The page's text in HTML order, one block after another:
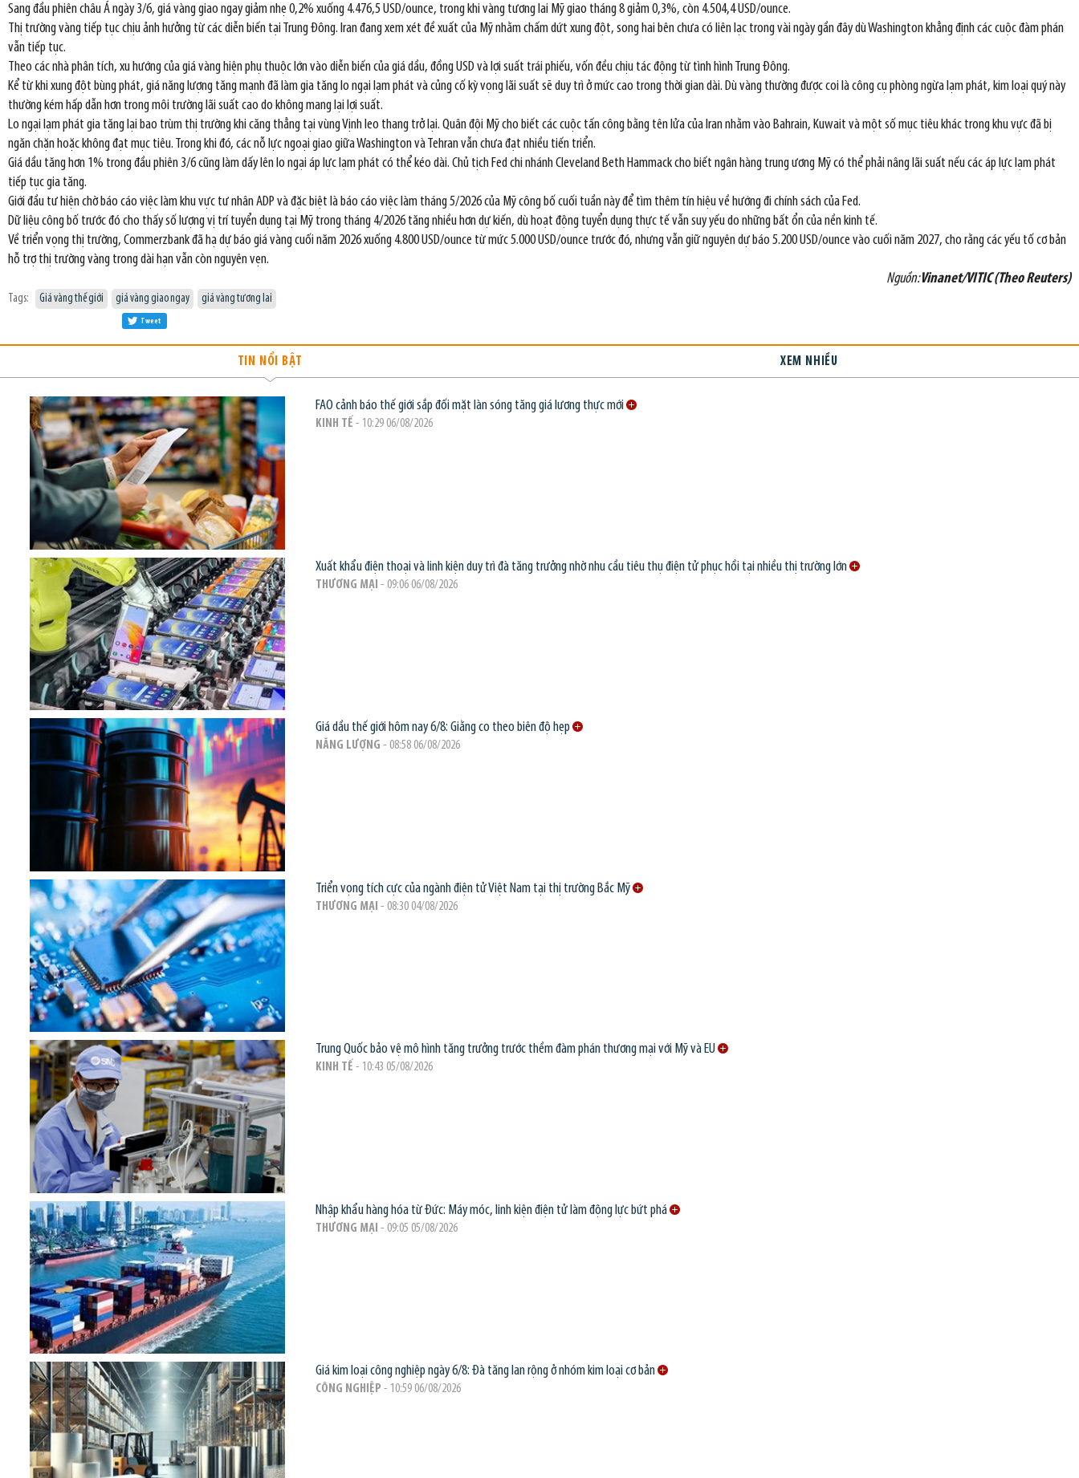
Sang đầu phiên châu Á ngày 3/6, giá vàng giao ngay giảm nhẹ 0,2% xuống 4.476,5 USD/ounce, trong khi vàng tương lai Mỹ giao tháng 8 giảm 0,3%, còn 4.504,4 USD/ounce.
Thị trường vàng tiếp tục chịu ảnh hưởng từ các diễn biến tại Trung Đông. Iran đang xem xét đề xuất của Mỹ nhằm chấm dứt xung đột, song hai bên chưa có liên lạc trong vài ngày gần đây dù Washington khẳng định các cuộc đàm phán
vẫn tiếp tục.
Theo các nhà phân tích, xu hướng của giá vàng hiện phụ thuộc lớn vào diễn biến của giá dầu, đồng USD và lợi suất trái phiếu, vốn đều chịu tác động từ tình hình Trung Đông.
Kể từ khi xung đột bùng phát, giá năng lượng tăng mạnh đã làm gia tăng lo ngại lạm phát và củng cố kỳ vọng lãi suất sẽ duy trì ở mức cao trong thời gian dài. Dù vàng thường được coi là công cụ phòng ngừa lạm phát, kim loại quý này
thường kém hấp dẫn hơn trong môi trường lãi suất cao do không mang lại lợi suất.
Lo ngại lạm phát gia tăng lại bao trùm thị trường khi căng thẳng tại vùng Vịnh leo thang trở lại. Quân đội Mỹ cho biết các cuộc tấn công bằng tên lửa của Iran nhằm vào Bahrain, Kuwait và một số mục tiêu khác trong khu vực đã bị
ngăn chặn hoặc không đạt mục tiêu. Trong khi đó, các nỗ lực ngoại giao giữa Washington và Tehran vẫn chưa đạt nhiều tiến triển.
Giá dầu tăng hơn 1% trong đầu phiên 3/6 cũng làm dấy lên lo ngại áp lực lạm phát có thể kéo dài. Chủ tịch Fed chi nhánh Cleveland Beth Hammack cho biết ngân hàng trung ương Mỹ có thể phải nâng lãi suất nếu các áp lực lạm phát
tiếp tục gia tăng.
Giới đầu tư hiện chờ báo cáo việc làm khu vực tư nhân ADP và đặc biệt là báo cáo việc làm tháng 5/2026 của Mỹ công bố cuối tuần này để tìm thêm tín hiệu về hướng đi chính sách của Fed.
Dữ liệu công bố trước đó cho thấy số lượng vị trí tuyển dụng tại Mỹ trong tháng 4/2026 tăng nhiều hơn dự kiến, dù hoạt động tuyển dụng thực tế vẫn suy yếu do những bất ổn của nền kinh tế.
Về triển vọng thị trường, Commerzbank đã hạ dự báo giá vàng cuối năm 2026 xuống 4.800 USD/ounce từ mức 5.000 USD/ounce trước đó, nhưng vẫn giữ nguyên dự báo 5.200 USD/ounce vào cuối năm 2027, cho rằng các yếu tố cơ bản
hỗ trợ thị trường vàng trong dài hạn vẫn còn nguyên vẹn.
Nguồn:Vinanet/VITIC (Theo Reuters)
Tags: Giá vàng thế giới giá vàng giao ngay giá vàng tương lai
Tweet
TIN NỔI BẬT XEM NHIỀU
FAO cảnh báo thế giới sắp đối mặt làn sóng tăng giá lương thực mới
KINH TẾ - 10:29 06/08/2026
Xuất khẩu điện thoại và linh kiện duy trì đà tăng trưởng nhờ nhu cầu tiêu thụ điện tử phục hồi tại nhiều thị trường lớn
THƯƠNG MẠI - 09:06 06/08/2026
Giá dầu thế giới hôm nay 6/8: Giằng co theo biên độ hẹp
NĂNG LƯỢNG - 08:58 06/08/2026
Triển vọng tích cực của ngành điện tử Việt Nam tại thị trường Bắc Mỹ
THƯƠNG MẠI - 08:30 04/08/2026
Trung Quốc bảo vệ mô hình tăng trưởng trước thềm đàm phán thương mại với Mỹ và EU
KINH TẾ - 10:43 05/08/2026
Nhập khẩu hàng hóa từ Đức: Máy móc, linh kiện điện tử làm động lực bứt phá
THƯƠNG MẠI - 09:05 05/08/2026
Giá kim loại công nghiệp ngày 6/8: Đà tăng lan rộng ở nhóm kim loại cơ bản
CÔNG NGHIỆP - 10:59 06/08/2026